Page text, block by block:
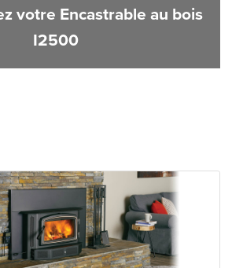
votre Encastrable au bois
I2500